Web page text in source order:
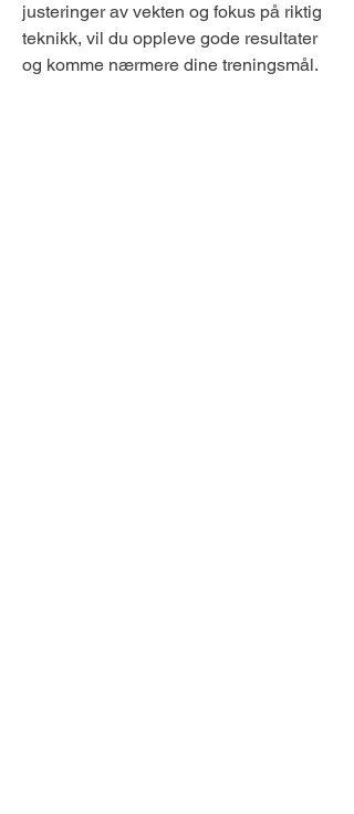
justeringer av vekten og fokus på riktig
teknikk, vil du oppleve gode resultater
og komme nærmere dine treningsmål.